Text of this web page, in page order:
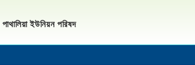
পাথালিয়া ইউনিয়ন পরিষদ